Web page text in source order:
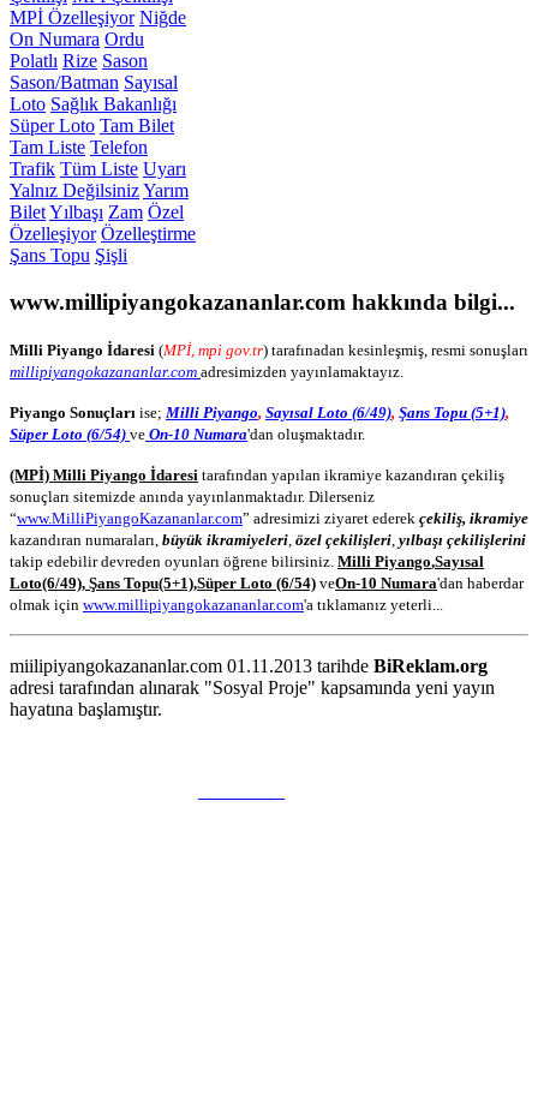
MPİ Özelleşiyor Niğde
On Numara Ordu
Polatlı Rize Sason
Sason/Batman Sayısal
Loto Sağlık Bakanlığı
Süper Loto Tam Bilet
Tam Liste Telefon
Trafik Tüm Liste Uyarı
Yalnız DeğilsinizYarım
BiletYılbaşı Zam Özel
Özelleşiyor Özelleştirme
Şans Topu Şişli
www.millipiyangokazananlar.com hakkında bilgi...
Milli Piyango İdaresi (MPİ, mpi gov.tr) tarafınadan kesinleşmiş, resmi sonuşları
millipiyangokazananlar.com adresimizden yayınlamaktayız.
Piyango Sonuçları ise; Milli Piyango, Sayısal Loto (6/49), Şans Topu (5+1),
Süper Loto (6/54) ve On-10 Numara'dan oluşmaktadır.
(MPİ) Milli Piyango İdaresi tarafından yapılan ikramiye kazandıran çekiliş
sonuçları sitemizde anında yayınlanmaktadır. Dilerseniz
“www.MilliPiyangoKazananlar.com” adresimizi ziyaret ederek çekiliş, ikramiye
kazandıran numaraları, büyük ikramiyeleri özel çekilişleri yılbaşı çekilişlerini
takip edebilir devreden oyunları öğrene bilirsiniz. Milli Piyango,Sayısal
Loto(6/49), Şans Topu(5+1),Süper Loto (6/54) veOn-10 Numara'dan haberdar
olmak için www.millipiyangokazananlar.com'a tıklamanız yeterli...
miilipiyangokazananlar.com 01.11.2013 tarihde BiReklam.org
adresi tarafından alınarak "Sosyal Proje" kapsamında yeni yayın
hayatına başlamıştır.